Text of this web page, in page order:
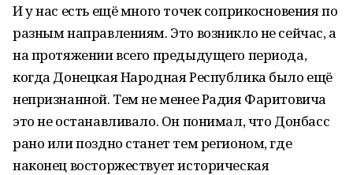
И у нас есть ещё много точек соприкосновения по
разным направлениям. Это возникло не сейчас, а
на протяжении всего предыдущего периода,
когда Донецкая Народная Республика было ещё
непризнанной. Тем не менее Радия Фаритовича
это не останавливало. Он понимал, что Донбасс
рано или поздно станет тем регионом, где
наконец восторжествует историческая